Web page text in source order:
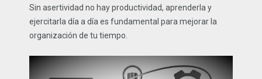
Sin asertividad no hay productividad, aprenderla y
ejercitarla día a día es fundamental para mejorar la
organización de tu tiempo.